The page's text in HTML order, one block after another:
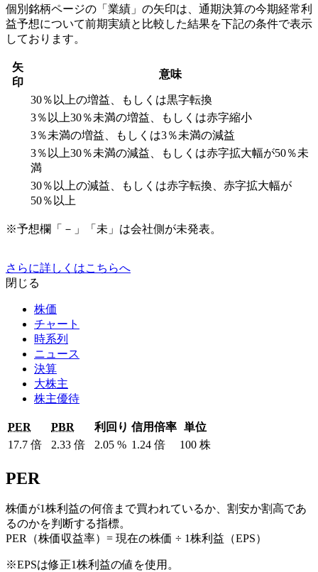
個別銘柄ページの「業績」の矢印は、通期決算の今期経常利
益予想について前期実績と比較した結果を下記の条件で表示
しております。
矢
印
意味
30％以上の増益、もしくは黒字転換
3％以上30％未満の増益、もしくは赤字縮小
3％未満の増益、もしくは3％未満の減益
3％以上30％未満の減益、もしくは赤字拡大幅が50％未
満
30％以上の減益、もしくは赤字転換、赤字拡大幅が
50％以上
※予想欄「－」「未」は会社側が未発表。
さらに詳しくはこちらへ
閉じる
株価
チャート
時系列
ニュース
決算
大株主
株主優待
PER PBR 利回り 信用倍率 単位
17.7 倍 2.33 倍 2.05 % 1.24 倍 100 株
PER
株価が1株利益の何倍まで買われているか、割安か割高であ
るのかを判断する指標。
PER（株価収益率）= 現在の株価 ÷ 1株利益（EPS）
※EPSは修正1株利益の値を使用。